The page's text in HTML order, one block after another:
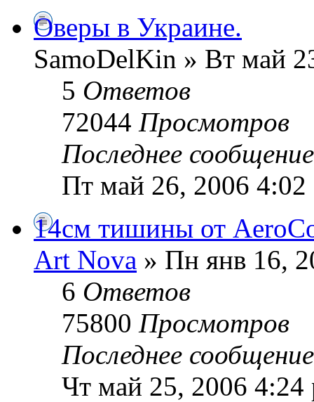
Оверы в Украине.
SamoDelKin » Вт май
5 Ответов
72044 Просмотров
Последнее
Пт май 26, 2006 4:02
14см тишины от
Art Nova » Пн янв 16,
6 Ответов
75800 Просмотров
Последнее
Чт май 25, 2006 4:24